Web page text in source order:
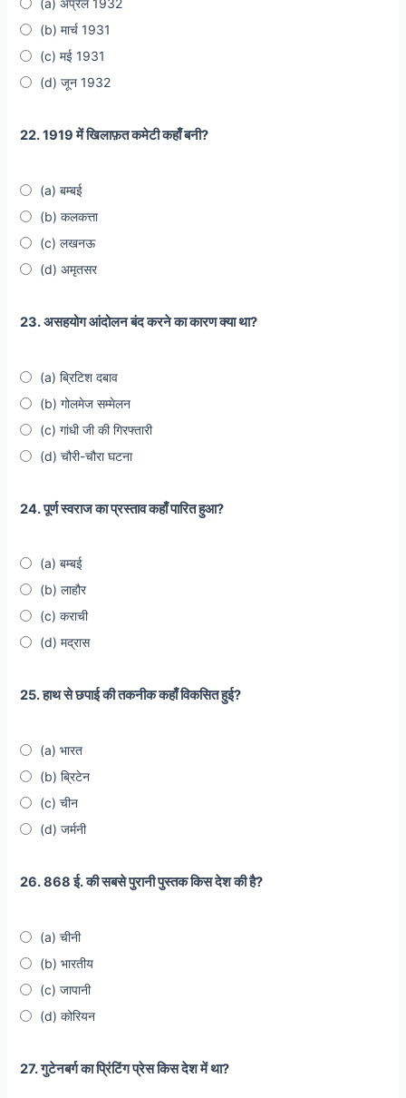
(b) मार्च 1931
(c) मई 1931
(d) जून 1932
22. 1919 में खिलाफ़त कमेटी कहाँ बनी?
(a) बम्बई
(b) कलकत्ता
(c) लखनऊ
(d) अमृतसर
23. असहयोग आंदोलन बंद करने का कारण क्या था?
(a) ब्रिटिश दबाव
(b) गोलमेज सम्मेलन
(c) गांधी जी की गिरफ्तारी
(d) चौरी-चौरा घटना
24. पूर्ण स्वराज का प्रस्ताव कहाँ पारित हुआ?
(a) बम्बई
(b) लाहौर
(c) कराची
(d) मद्रास
25. हाथ से छपाई की तकनीक कहाँ विकसित हुई?
(a) भारत
(b) ब्रिटेन
(c) चीन
(d) जर्मनी
26. 868 ई. की सबसे पुरानी पुस्तक किस देश की है?
(a) चीनी
(b) भारतीय
(c) जापानी
(d) कोरियन
27. गुटेनबर्ग का प्रिंटिंग प्रेस किस देश में था?